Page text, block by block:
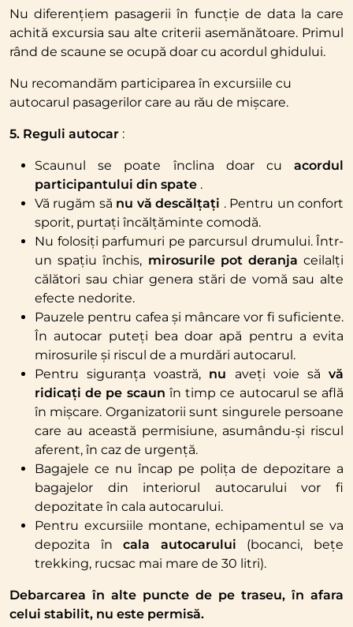
Nu diferențiem pasagerii în funcție de data la care
achită excursia sau alte criterii asemănătoare. Primul
rând de scaune se ocupă doar cu acordul ghidului.
Nu recomandăm participarea în excursiile cu
autocarul pasagerilor care au rău de mișcare.
5. Reguli autocar :
Scaunul se poate înclina doar cu acordul
participantului din spate .
Vă rugăm să nu vă descălțați . Pentru un confort
sporit, purtați încălțăminte comodă.
Nu folosiți parfumuri pe parcursul drumului. Într-
un spațiu închis, mirosurile pot deranja ceilalți
călători sau chiar genera stări de vomă sau alte
efecte nedorite.
Pauzele pentru cafea și mâncare vor fi suficiente.
În autocar puteți bea doar apă pentru a evita
mirosurile și riscul de a murdări autocarul.
Pentru siguranța voastră, nu aveți voie săvă
ridicați de pe scaun în timp ce autocarul se află
în mișcare. Organizatorii sunt singurele persoane
care au această permisiune, asumându-și riscul
aferent, în caz de urgență.
Bagajele ce nu încap pe polița de depozitare a
bagajelor din interiorul autocarului vor fi
depozitate în cala autocarului.
Pentru excursiile montane, echipamentul se va
depozita încala autocarului (bocanci, bețe
trekking, rucsac mai mare de 30 litri).
Debarcarea în alte puncte de pe traseu, în afara
celui stabilit, nu este permisă.